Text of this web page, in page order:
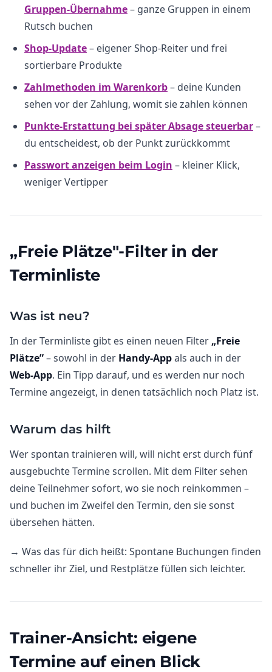
Gruppen-Übernahme– ganze Gruppen in einem
Rutsch buchen
Shop-Update– eigener Shop-Reiter und frei
sortierbare Produkte
Zahlmethoden im Warenkorb– deine Kunden
sehen vor der Zahlung, womit sie zahlen können
Punkte-Erstattung bei später Absage steuerbar–
du entscheidest, ob der Punkt zurückkommt
Passwort anzeigen beim Login – kleiner Klick,
weniger Vertipper
„Freie Plätze"-Filter in der
Terminliste
Was ist neu?
In der Terminliste gibt es einen neuen Filter „Freie
Plätze”– sowohl in der Handy-Appals auch in der
Web-App. Ein Tipp darauf, und es werden nur noch
Termine angezeigt, in denen tatsächlich noch Platz ist.
Warum das hilft
Wer spontan trainieren will, will nicht erst durch fünf
ausgebuchte Termine scrollen. Mit dem Filter sehen
deine Teilnehmer sofort, wo sie noch reinkommen –
und buchen im Zweifel den Termin, den sie sonst
übersehen hätten.
→ Was das für dich heißt: Spontane Buchungen finden
schneller ihr Ziel, und Restplätze füllen sich leichter.
Trainer-Ansicht: eigene
Termine auf einen Blick